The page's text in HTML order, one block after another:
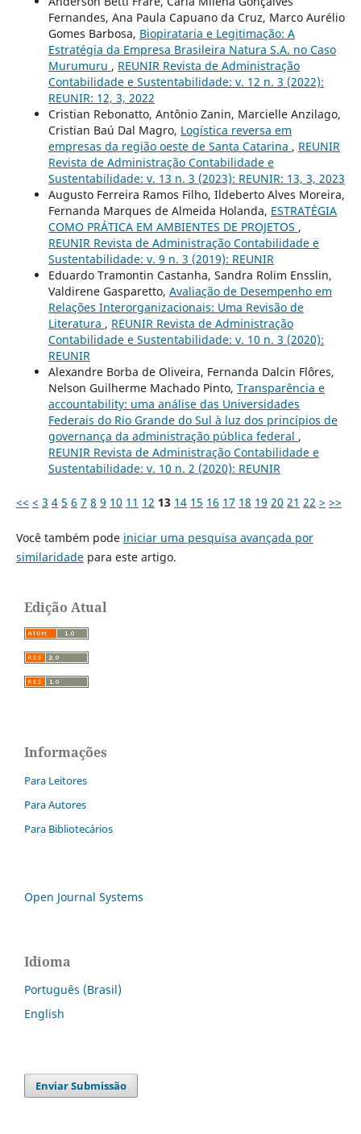
Fernandes, Ana Paula Capuano da Cruz, Marco Aurélio
Gomes Barbosa, Biopirataria e Legitimação: A
Estratégia da Empresa Brasileira Natura S.A. no Caso
Murumuru , REUNIR Revista de Administração
Contabilidade e Sustentabilidade: v. 12 n. 3 (2022):
REUNIR: 12, 3, 2022
Cristian Rebonatto, Antônio Zanin, Marcielle Anzilago,
Cristian Baú Dal Magro, Logística reversa em
empresas da região oeste de Santa Catarina , REUNIR
Revista de Administração Contabilidade e
Sustentabilidade: v. 13 n. 3 (2023): REUNIR: 13, 3, 2023
Augusto Ferreira Ramos Filho, Ildeberto Alves Moreira,
Fernanda Marques de Almeida Holanda, ESTRATÉGIA
COMO PRÁTICA EM AMBIENTES DE PROJETOS ,
REUNIR Revista de Administração Contabilidade e
Sustentabilidade: v. 9 n. 3 (2019): REUNIR
Eduardo Tramontin Castanha, Sandra Rolim Ensslin,
Valdirene Gasparetto, Avaliação de Desempenho em
Relações Interorganizacionais: Uma Revisão de
Literatura , REUNIR Revista de Administração
Contabilidade e Sustentabilidade: v. 10 n. 3 (2020):
REUNIR
Alexandre Borba de Oliveira, Fernanda Dalcin Flôres,
Nelson Guilherme Machado Pinto, Transparência e
accountability: uma análise das Universidades
Federais do Rio Grande do Sul à luz dos princípios de
governança da administração pública federal ,
REUNIR Revista de Administração Contabilidade e
Sustentabilidade: v. 10 n. 2 (2020): REUNIR
<< < 3 4 5 6 7 8 9 10 11 12 13 14 15 16 17 18 19 20 21 22 > >>
Você também pode iniciar uma pesquisa avançada por
similaridadepara este artigo.
Edição Atual
Informações
Para Leitores
Para Autores
Para Bibliotecários
Open Journal Systems
Idioma
Português (Brasil)
English
Enviar Submissão